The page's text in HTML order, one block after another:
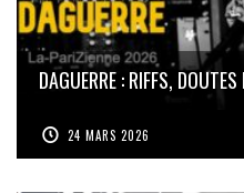
DAGUERRE : RIFFS,
24 MARS 2026